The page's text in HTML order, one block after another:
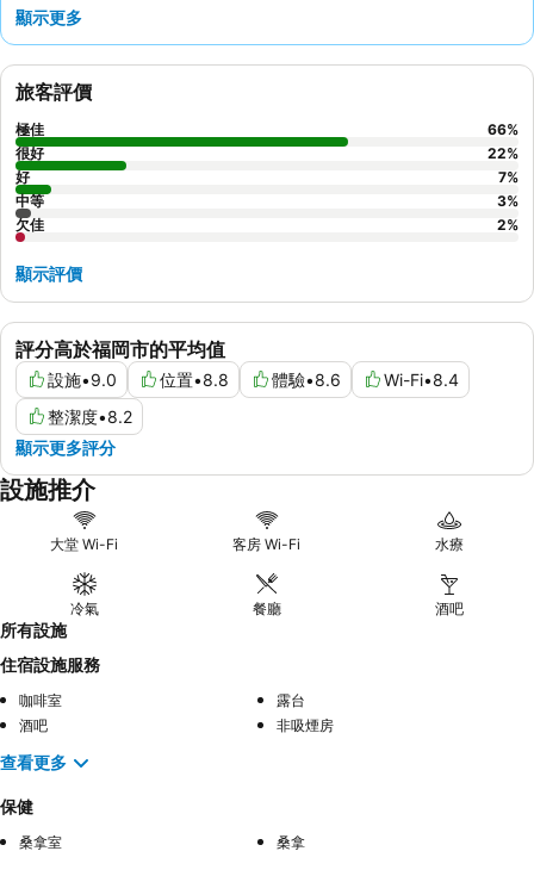
顯示更多
評分高於福岡市的平均值
設施•9.0 位置•8.8 體驗•8.6 Wi-Fi•8.4
整潔度•8.2
顯示更多評分
旅客評價
極佳 66%
很好
22%
好
7%
中等
3%
欠佳
2%
顯示評價
設施推介
大堂 Wi-Fi 客房 Wi-Fi 水療
冷氣 餐廳 酒吧
所有設施
住宿設施服務
咖啡室
露台
酒吧
非吸煙房
查看更多
保健
桑拿室 桑拿